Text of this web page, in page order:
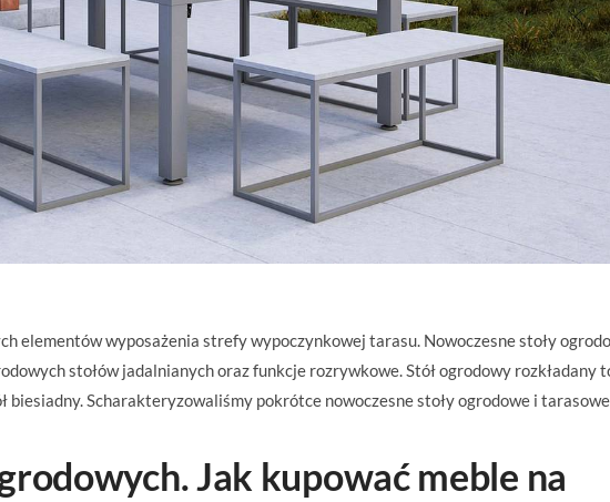
elementów wyposażenia strefy wypoczynkowej tarasu. Nowoczesne stoły
stołów jadalnianych oraz funkcje rozrywkowe. Stół ogrodowy rozkładany
biesiadny. Scharakteryzowaliśmy pokrótce nowoczesne stoły ogrodowe i
Jak kupować meble na